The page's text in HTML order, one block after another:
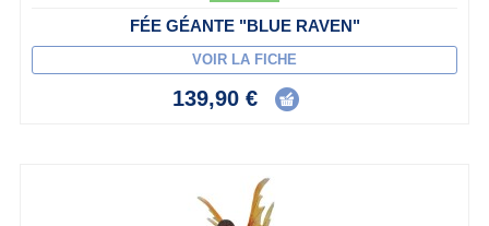
FÉE GÉANTE "BLUE RAVEN"
VOIR LA FICHE
139,90 €